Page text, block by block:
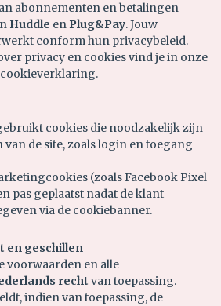
abonnementen en betalingen
Huddle en Plug&Pay. Jouw
conform hun privacybeleid.
privacy en cookies vind je in onze
cookies die noodzakelijk zijn
de site, zoals login en toegang
(zoals Facebook Pixel
pas geplaatst nadat de klant
via de cookiebanner.
en geschillen
voorwaarden en alle
recht van toepassing.
indien van toepassing, de